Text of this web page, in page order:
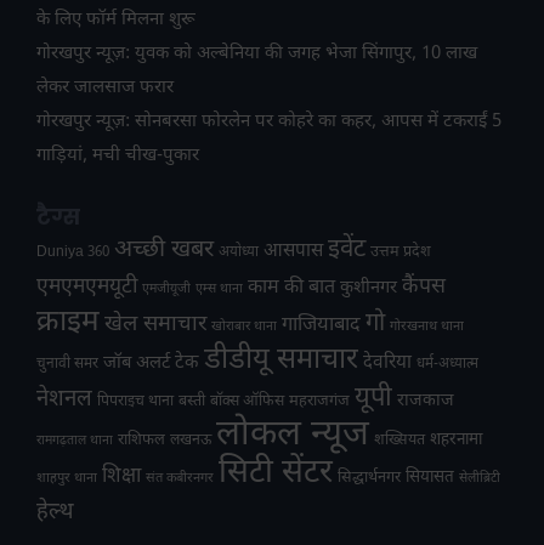
के लिए फॉर्म मिलना शुरू
गोरखपुर न्यूज़: युवक को अल्बेनिया की जगह भेजा सिंगापुर, 10 लाख
लेकर जालसाज फरार
गोरखपुर न्यूज़: सोनबरसा फोरलेन पर कोहरे का कहर, आपस में टकराईं 5
गाड़ियां, मची चीख-पुकार
Duniya 360 अच्छी खबर अयोध्या आसपास इवेंट उत्तम प्रदेश
एमएमएमयूटी एमजीयूजी एम्स थाना काम की बात कुशीनगर कैंपस
क्राइमखेल समाचार खोराबार थाना गाजियाबादगो गोरखनाथ थाना
चुनावी समर जॉब अलर्ट टेक डीडीयू समाचार देवरिया धर्म-अध्यात्म
नेशनल पिपराइच थाना बस्ती बॉक्स ऑफिस महराजगंज यूपी राजकाज
रामगढ़ताल थाना राशिफल लखनऊ लोकल न्यूज शख्सियत शहरनामा
शाहपुर थाना शिक्षा संत कबीरनगर सिटी सेंटर सिद्धार्थनगर सियासत सेलीब्रिटी
हेल्थ